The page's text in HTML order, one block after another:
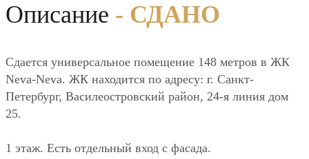
Описание - СДАНО
Сдается универсальное помещение 148 метров в ЖК
Neva-Neva. ЖК находится по адресу: г. Санкт-
Петербург, Василеостровский район, 24-я линия дом
25.
1 этаж. Есть отдельный вход с фасада.